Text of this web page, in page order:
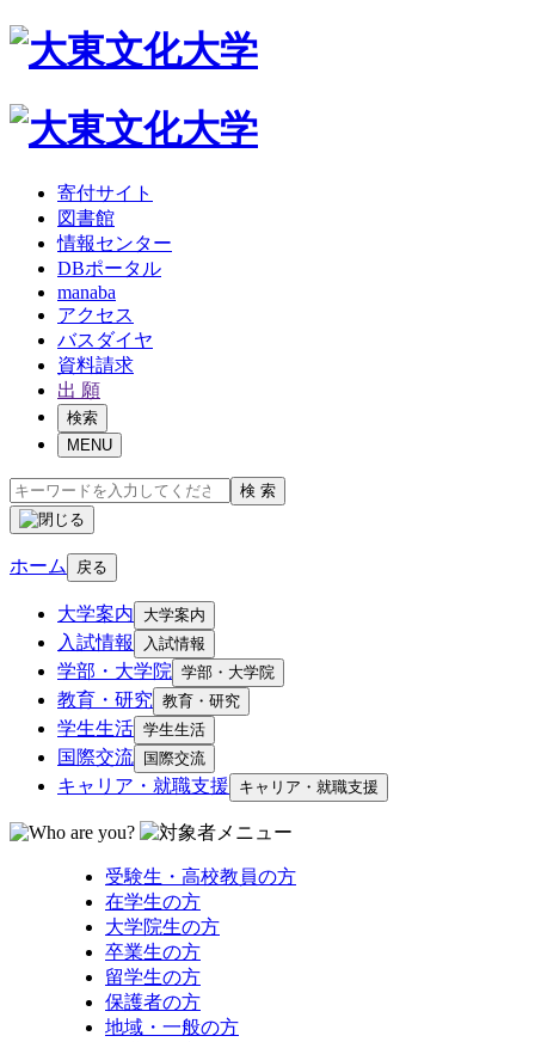
寄付サイト
図書館
情報センター
DBポータル
manaba
アクセス
バスダイヤ
資料請求
出 願
検索
MENU
検 索
ホーム 戻る
大学案内 大学案内
入試情報 入試情報
学部・大学院 学部・大学院
教育・研究 教育・研究
学生生活 学生生活
国際交流 国際交流
キャリア・就職支援 キャリア・就職支援
受験生・高校教員の方
在学生の方
大学院生の方
卒業生の方
留学生の方
保護者の方
地域・一般の方